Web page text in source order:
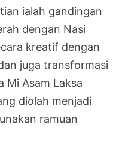
ialah gandingan
dengan Nasi
kreatif dengan
juga transformasi
Mi Asam Laksa
diolah menjadi
ramuan